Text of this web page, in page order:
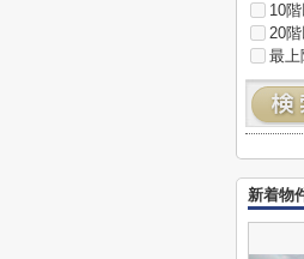
10
20
最上
新着物